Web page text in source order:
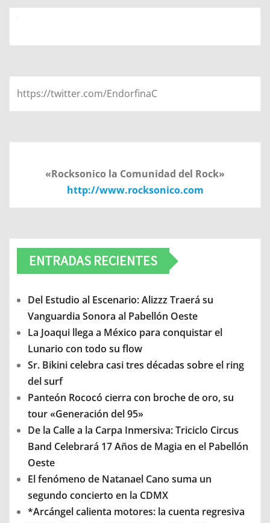
https://twitter.com/EndorfinaC
«Rocksonico la Comunidad del Rock»
http://www.rocksonico.com
ENTRADAS RECIENTES
Del Estudio al Escenario: Alizzz Traerá su
Vanguardia Sonora al Pabellón Oeste
La Joaqui llega a México para conquistar el
Lunario con todo su flow
Sr. Bikini celebra casi tres décadas sobre el ring
del surf
Panteón Rococó cierra con broche de oro, su
tour «Generación del 95»
De la Calle a la Carpa Inmersiva: Triciclo Circus
Band Celebrará 17 Años de Magia en el Pabellón
Oeste
El fenómeno de Natanael Cano suma un
segundo concierto en la CDMX
*Arcángel calienta motores: la cuenta regresiva